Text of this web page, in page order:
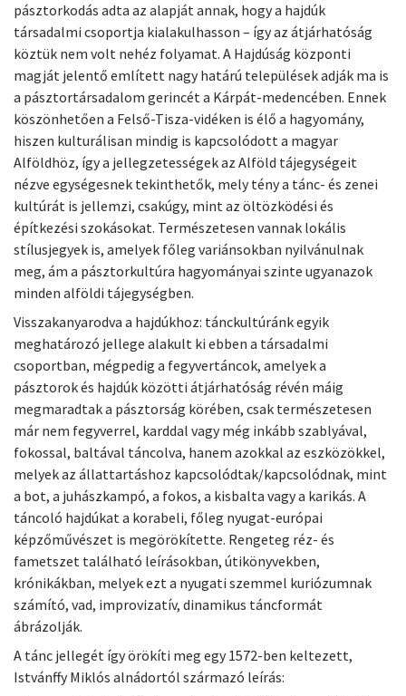
pásztorkodás adta az alapját annak, hogy a hajdúk
társadalmi csoportja kialakulhasson – így az átjárhatóság
köztük nem volt nehéz folyamat. A Hajdúság központi
magját jelentő említett nagy határú települések adják ma is
a pásztortársadalom gerincét a Kárpát-medencében. Ennek
köszönhetően a Felső-Tisza-vidéken is élő a hagyomány,
hiszen kulturálisan mindig is kapcsolódott a magyar
Alföldhöz, így a jellegzetességek az Alföld tájegységeit
nézve egységesnek tekinthetők, mely tény a tánc- és zenei
kultúrát is jellemzi, csakúgy, mint az öltözködési és
építkezési szokásokat. Természetesen vannak lokális
stílusjegyek is, amelyek főleg variánsokban nyilvánulnak
meg, ám a pásztorkultúra hagyományai szinte ugyanazok
minden alföldi tájegységben.
Visszakanyarodva a hajdúkhoz: tánckultúránk egyik
meghatározó jellege alakult ki ebben a társadalmi
csoportban, mégpedig a fegyvertáncok, amelyek a
pásztorok és hajdúk közötti átjárhatóság révén máig
megmaradtak a pásztorság körében, csak természetesen
már nem fegyverrel, karddal vagy még inkább szablyával,
fokossal, baltával táncolva, hanem azokkal az eszközökkel,
melyek az állattartáshoz kapcsolódtak/kapcsolódnak, mint
a bot, a juhászkampó, a fokos, a kisbalta vagy a karikás. A
táncoló hajdúkat a korabeli, főleg nyugat-európai
képzőművészet is megörökítette. Rengeteg réz- és
fametszet található leírásokban, útikönyvekben,
krónikákban, melyek ezt a nyugati szemmel kuriózumnak
számító, vad, improvizatív, dinamikus táncformát
ábrázolják.
A tánc jellegét így örökíti meg egy 1572-ben keltezett,
Istvánffy Miklós alnádortól származó leírás: